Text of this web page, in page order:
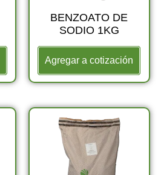
BENZOATO DE
SODIO 1KG
Agregar a cotización